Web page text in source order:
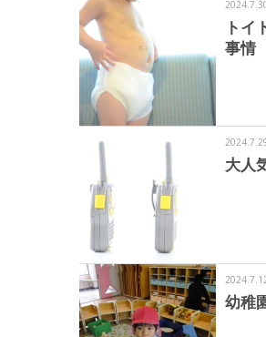
トイ
事情
大人
幼稚